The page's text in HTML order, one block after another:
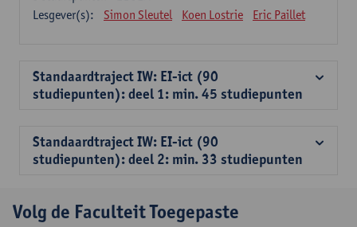
Lesgever(s):
Simon Sleutel Koen Lostrie Eric Paillet
Standaardtraject IW: EI-ict (90
studiepunten): deel 1: min. 45 studiepunten
Standaardtraject IW: EI-ict (90
studiepunten): deel 2: min. 33 studiepunten
Volg de Faculteit Toegepaste